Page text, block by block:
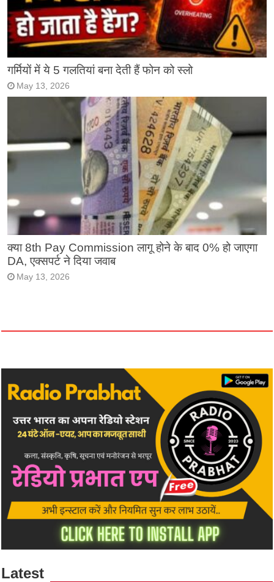
गर्मियों में ये 5 गलतियां बना देती हैं फोन को स्लो
May 13, 2026
क्या 8th Pay Commission लागू होने के बाद 0% हो जाएगा
DA, एक्सपर्ट ने दिया जवाब
May 13, 2026
Latest